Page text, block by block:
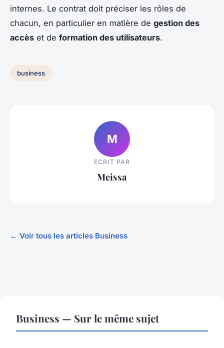
internes. Le contrat doit préciser les rôles de
chacun, en particulier en matière de gestion des
accès et de formation des utilisateurs.
business
M
ECRIT PAR
Meissa
← Voir tous les articles Business
Business — Sur le même sujet